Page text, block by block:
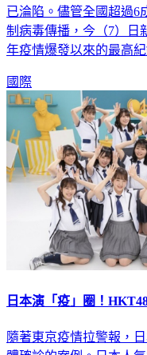
已淪陷。儘管全國超過6
制病毒傳播，今（7）日
年疫情爆發以來的最高紀
國際
日本演「疫」圈！
隨著東京疫情拉警報，